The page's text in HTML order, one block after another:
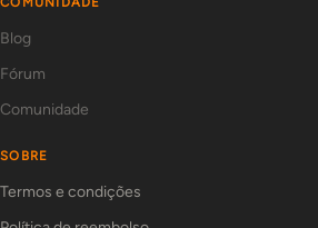
Blog
Fórum
Comunidade
SOBRE
Termos e condições